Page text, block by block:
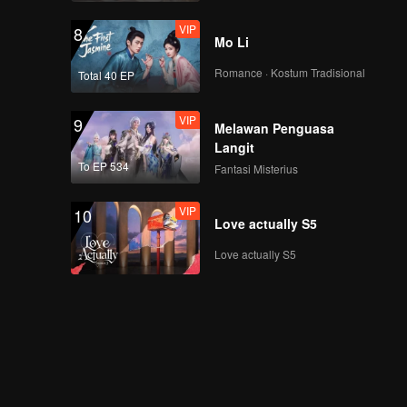
bertemu di puncak
kejayaan!
VIP
VIP EP8 Tambahan-02
VIP
8
Total 40 EP
VIP
Mo Li
Romance · Kostum Tradisional
9
To EP 534
VIP
Melawan Penguasa
Langit
Fantasi Misterius
10 VIP
Love actually S5
Love actually S5